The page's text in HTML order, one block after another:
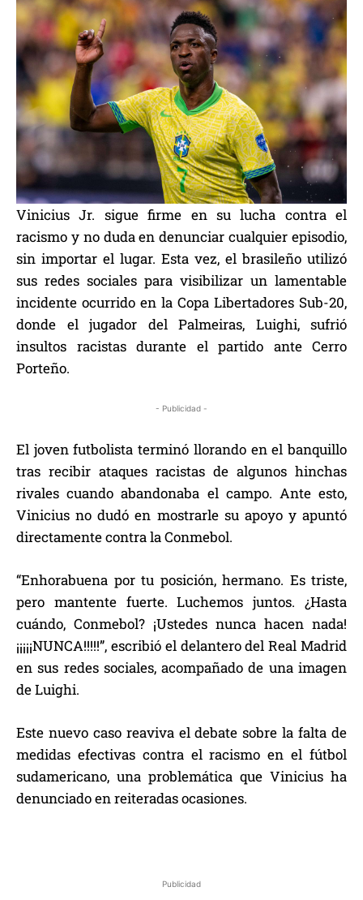
Publicidad
Vinicius Jr. sigue firme en su lucha contra el
racismo y no duda en denunciar cualquier episodio,
sin importar el lugar. Esta vez, el brasileño utilizó
sus redes sociales para visibilizar un lamentable
incidente ocurrido en la Copa Libertadores Sub-20,
donde el jugador del Palmeiras, Luighi, sufrió
insultos racistas durante el partido ante Cerro
Porteño.
- Publicidad -
El joven futbolista terminó llorando en el banquillo
tras recibir ataques racistas de algunos hinchas
rivales cuando abandonaba el campo. Ante esto,
Vinicius no dudó en mostrarle su apoyo y apuntó
directamente contra la Conmebol.
“Enhorabuena por tu posición, hermano. Es triste,
pero mantente fuerte. Luchemos juntos. ¿Hasta
cuándo, Conmebol? ¡Ustedes nunca hacen nada!
¡¡¡¡¡NUNCA!!!!!”, escribió el delantero del Real Madrid
en sus redes sociales, acompañado de una imagen
de Luighi.
Este nuevo caso reaviva el debate sobre la falta de
medidas efectivas contra el racismo en el fútbol
sudamericano, una problemática que Vinicius ha
denunciado en reiteradas ocasiones.